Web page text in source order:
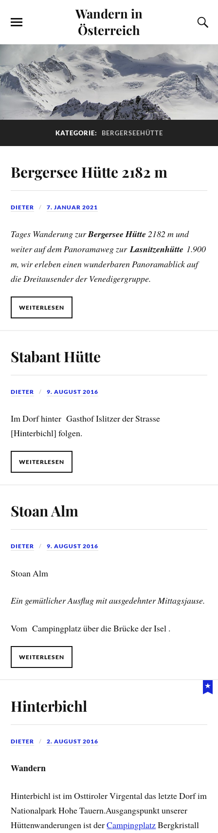
Wandern in
Österreich
KATEGORIE: BERGERSEEHÜTTE
Bergersee Hütte 2182 m
DIETER 7. JANUAR 2021
Tages Wanderung zurBergersee Hütte 2182 m und
weiter auf dem Panoramaweg zurLasnitzenhütte 1.900
m, wir erleben einen wunderbaren Panoramablick auf
die Dreitausender der Venedigergruppe.
WEITERLESEN
Stabant Hütte
DIETER 9. AUGUST 2016
Im Dorf hinter Gasthof Islitzer der Strasse
[Hinterbichl] folgen.
WEITERLESEN
Stoan Alm
DIETER 9. AUGUST 2016
Stoan Alm
Ein gemütlicher Ausflug mit ausgedehnter Mittagsjause.
Vom Campingplatz über die Brücke der Isel .
WEITERLESEN
Hinterbichl
DIETER 2. AUGUST 2016
Wandern
Hinterbichl ist im Osttiroler Virgental das letzte Dorf im
Nationalpark Hohe Tauern.Ausgangspunkt unserer
Hüttenwanderungen ist derCampingplatzBergkristall